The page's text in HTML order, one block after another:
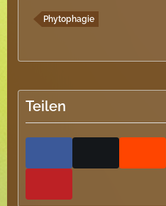
Phytophagie
Teilen